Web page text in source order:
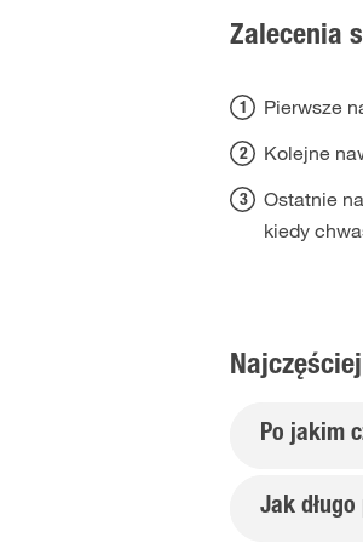
Zalecenia
Pierwsze
Kolejne
Ostatnie
kiedy
Po jakim
Jak